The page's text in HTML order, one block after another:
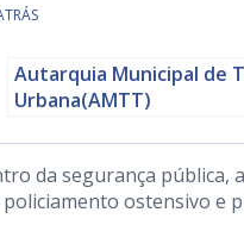
Autarquia Municipal de
Urbana(AMTT)
da segurança
ostensivo e